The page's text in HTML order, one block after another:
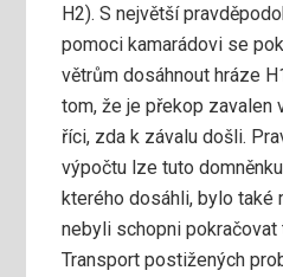
H2). S největší
pomoci kamarádovi se
větrům dosáhnout hráze
tom, že je překop zavalen
říci, zda k závalu došli.
výpočtu lze tuto
kterého dosáhli, bylo také
nebyli schopni pokračovat
Transport postižených